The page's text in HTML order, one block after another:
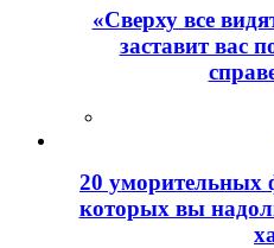
«Сверху все
заставит вас
20 уморительных
которых вы